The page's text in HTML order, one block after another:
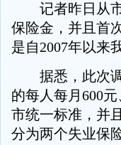
记者昨日从市
保险金，并且首
是自2007年以来
据悉，此次调
的每人每月600
市统一标准，并
分为两个失业保